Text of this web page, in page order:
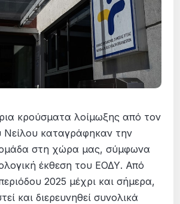
κρούσματα λοίμωξης από τον
Νείλου καταγράφηκαν την
στη χώρα μας, σύμφωνα
έκθεση του ΕΟΔΥ. Από
2025 μέχρι και σήμερα,
και διερευνηθεί συνολικά